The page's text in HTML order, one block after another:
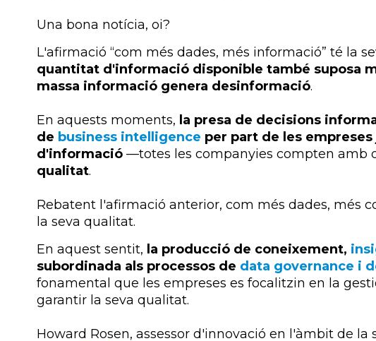
Una bona notícia, oi?
L'afirmació “com més dades, més informació” té la
quantitat d'informació disponible també suposa
massa informació genera desinformació.
En aquests moments, la presa de decisions
de business intelligence per part de les
d'informació —totes les companyies compten amb
qualitat.
Rebatent l'afirmació anterior, com més dades, més
la seva qualitat.
En aquest sentit, la producció de coneixement,
subordinada als processos de data governance i
fonamental que les empreses es focalitzin en la
garantir la seva qualitat.
Howard Rosen, assessor d'innovació en l'àmbit de la